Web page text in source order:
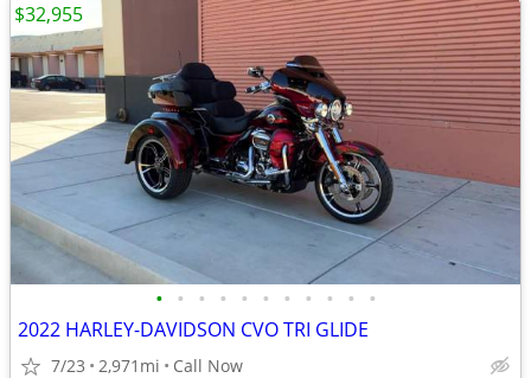
• • • • • • • • • • •
2022 HARLEY-DAVIDSON CVO TRI GLIDE
7/23 2,971mi Call Now
$32,955